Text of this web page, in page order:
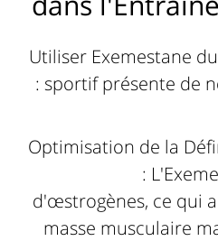
Utiliser Exemestane
sportif présente de
Optimisation de la
:
d'œstrogènes, ce qui
masse musculaire